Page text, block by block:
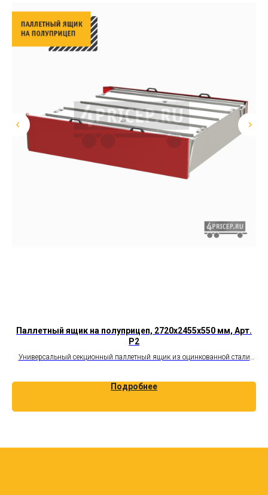
Паллетный ящик на полуприцеп, 2720х2455х550 мм, Арт.
P2
Универсальный секционный паллетный ящик из оцинкованной стали
Подробнее